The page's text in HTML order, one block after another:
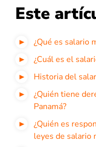
Este
¿Qué es salario
¿Cuál es el
Historia del
¿Quién tiene
Panamá?
¿Quién es
leyes de salario